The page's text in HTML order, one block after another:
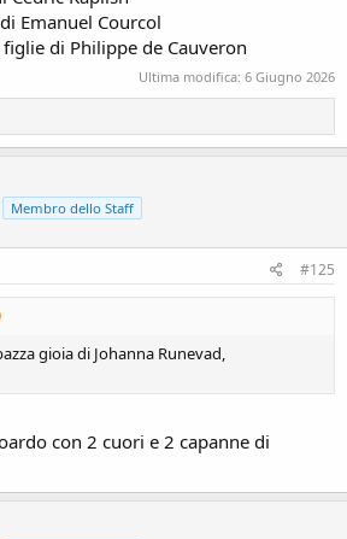
Emanuel Courcol
di Philippe de Cauveron
Ultima modifica: 6 Giugno 2026
Membro dello Staff
#125
gioia di Johanna Runevad,
con 2 cuori e 2 capanne di